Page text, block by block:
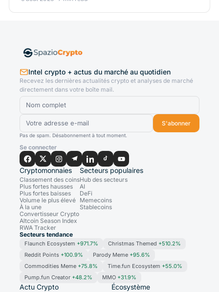
Intel crypto + actus du marché au quotidien
Recevez les dernières actualités crypto et analyses de marché
directement dans votre boîte mail.
S'abonner
Pas de spam. Désabonnement à tout moment.
Se connecter
Cryptomonnaies
Classement des coins
Plus fortes hausses
Plus fortes baisses
Volume le plus élevé
À la une
Convertisseur Crypto
Altcoin Season Index
RWA Tracker
Secteurs populaires
Hub des secteurs
AI
DeFi
Memecoins
Stablecoins
Secteurs tendance
Flaunch Ecosystem +971.7% Christmas Themed +510.2%
Reddit Points +100.9% Parody Meme +95.6%
Commodities Meme +75.8% Time.fun Ecosystem +55.0%
Pump.fun Creator +48.2% MMO +31.9%
Actu Crypto Écosystème